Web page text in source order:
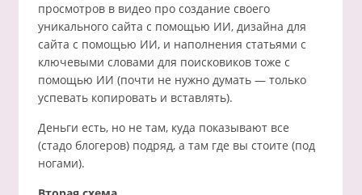
просмотров в видео про создание своего
уникального сайта с помощью ИИ, дизайна для
сайта с помощью ИИ, и наполнения статьями с
ключевыми словами для поисковиков тоже с
помощью ИИ (почти не нужно думать — только
успевать копировать и вставлять).
Деньги есть, но не там, куда показывают все
(стадо блогеров) подряд, а там где вы стоите (под
ногами).